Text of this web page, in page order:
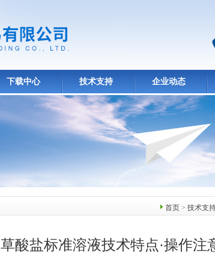
下载中心 技术支持 企业动态
首页 > 技术支
草酸盐标准溶液技术特点·操作注